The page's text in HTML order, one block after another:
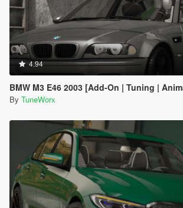
4.94
BMW M3 E46 2003 [Add-On | Tuning |
By TuneWorx